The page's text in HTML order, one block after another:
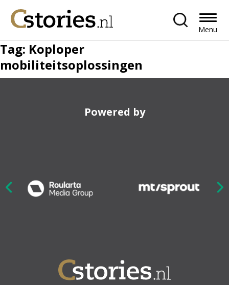
Menu
Tag: Koploper
mobiliteitsoplossingen
Powered by